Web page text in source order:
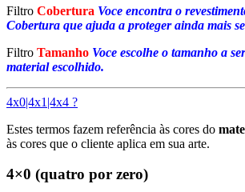
Filtro Cobertura Voce encontra o
Cobertura que ajuda a proteger ainda mais
Filtro Tamanho Voce escolhe o tamanho a
material escolhido.
4x0|4x1|4x4 ?
Estes termos fazem referência às cores do
às cores que o cliente aplica em sua arte.
4×0 (quatro por zero)